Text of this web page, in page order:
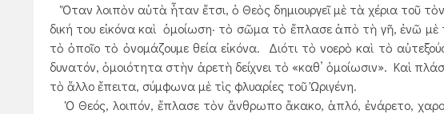
Ὅταν λοιπὸν αὐτὰ ἦταν ἔτσι, ὁ Θεὸς δημιουργεῖ μὲ τὰ χέρια τοῦ
δική του εἰκόνα καὶ ὁμοίωση· τὸ σῶμα τὸ ἔπλασε ἀπὸ τὴ γῆ, ἐνῶ
τὸ ὁποῖο τὸ ὀνομάζουμε θεία εἰκόνα. Διότι τὸ νοερὸ καὶ τὸ
δυνατόν, ὁμοιότητα στὴν ἀρετὴ δείχνει τὸ «καθ’ ὁμοίωσιν». Καὶ
τὸ ἄλλο ἔπειτα, σύμφωνα μὲ τὶς φλυαρίες τοῦ Ὠριγένη.
Ὁ Θεός, λοιπόν, ἔπλασε τὸν ἄνθρωπο ἄκακο, ἁπλό, ἐνάρετο,